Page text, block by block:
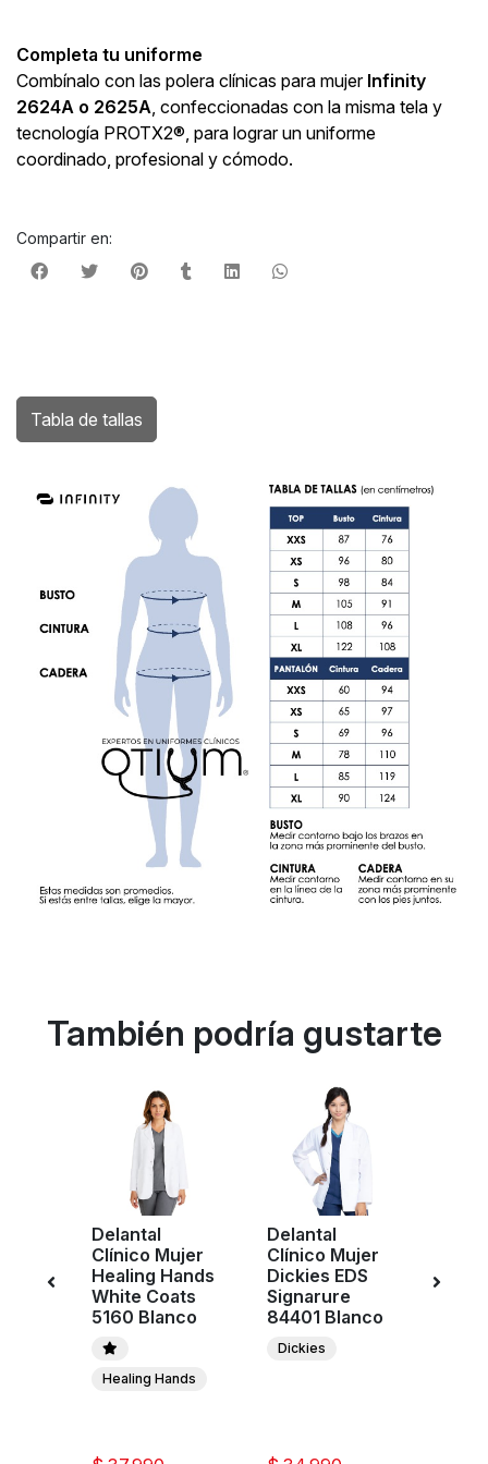
Completa tu uniforme
Combínalo con las polera clínicas para mujer Infinity
2624A o 2625A , confeccionadas con la misma tela y
tecnología PROTX2®, para lograr un uniforme
coordinado, profesional y cómodo.
Compartir en:
Tabla de tallas
También podría gustarte
Delantal
Clínico Mujer
Healing Hands
White Coats
5160 Blanco
Healing Hands
Delantal
Clínico Mujer
Dickies EDS
Signarure
84401 Blanco
Dickies